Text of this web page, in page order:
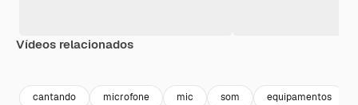
Vídeos relacionados
cantando microfone mic som equipamentos